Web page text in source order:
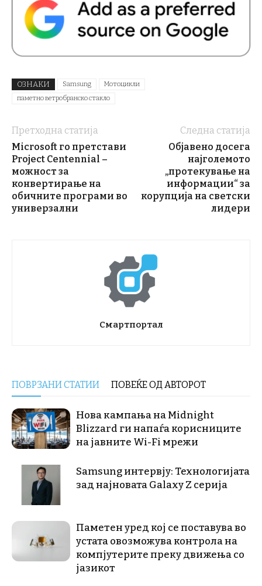
ОЗНАКИ Samsung
Мотоцикли
паметно ветробранско стакло
Претходна статија
Microsoft го претстави
Project Centennial –
можност за
конвертирање на
обичните програми во
универзални
Следна статија
Објавено досега
најголемото
„протекување на
информации“ за
корупција на светски
лидери
Смартпортал
ПОВРЗАНИ СТАТИИ ПОВЕЌЕ ОД АВТОРОТ
Нова кампања на Midnight
Blizzard ги напаѓа корисниците
на јавните Wi-Fi мрежи
Samsung интервју: Технологијата
зад најновата Galaxy Z серија
Паметен уред кој се поставува во
устата овозможува контрола на
компјутерите преку движења со
јазикот